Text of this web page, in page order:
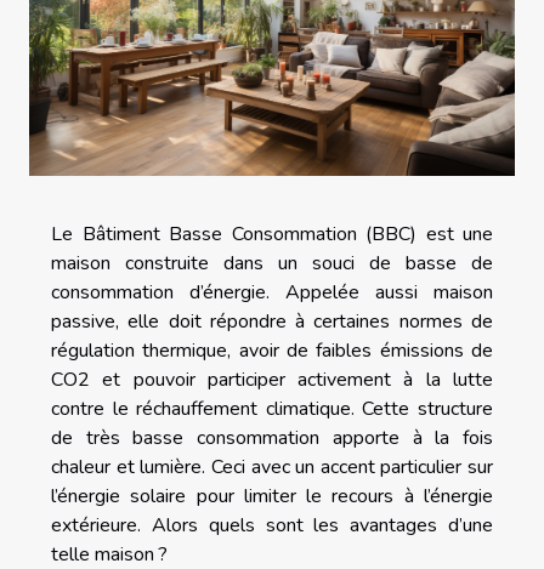
Le Bâtiment Basse Consommation (BBC) est une
maison construite dans un souci de basse de
consommation d’énergie. Appelée aussi maison
passive, elle doit répondre à certaines normes de
régulation thermique, avoir de faibles émissions de
CO2 et pouvoir participer activement à la lutte
contre le réchauffement climatique. Cette structure
de très basse consommation apporte à la fois
chaleur et lumière. Ceci avec un accent particulier sur
l’énergie solaire pour limiter le recours à l’énergie
extérieure. Alors quels sont les avantages d’une
telle maison ?